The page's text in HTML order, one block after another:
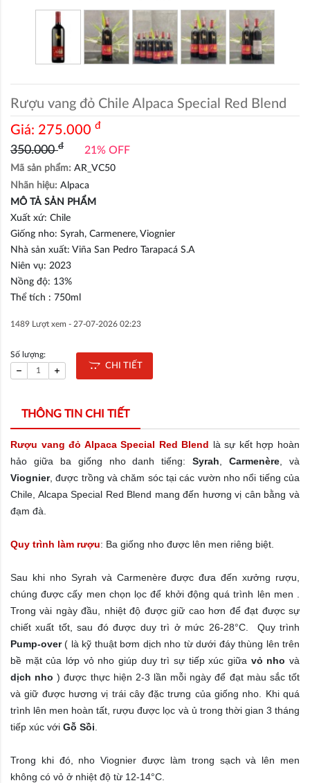
Rượu vang đỏ Chile Alpaca Special Red Blend
Giá: 275.000 đ
350.000đ 21% OFF
Mã sản phẩm: AR_VC50
Nhãn hiệu: Alpaca
MÔ TẢ SẢN PHẨM
Xuất xứ: Chile
Giống nho: Syrah, Carmenere, Viognier
Nhà sản xuất: Viña San Pedro Tarapacá S.A
Niên vụ: 2023
Nồng độ: 13%
Thể tích : 750ml
1489 Lượt xem - 27-07-2026 02:23
Số lượng:
CHI TIẾT
THÔNG TIN CHI TIẾT
Rượu vang đỏ Alpaca Special Red Blend là sự kết hợp hoàn
hảo giữa ba giống nho danh tiếng:Syrah ,Carmenère , và
Viognier, được trồng và chăm sóc tại các vườn nho nổi tiếng của
Chile, Alcapa Special Red Blend mang đến hương vị cân bằng và
đạm đà.
Quy trình làm rượu: Ba giống nho được lên men riêng biệt.
Sau khi nho Syrah và Carmenère được đưa đến xưởng rượu,
chúng được cấy men chọn lọc để khởi động quá trình lên men .
Trong vài ngày đầu, nhiệt độ được giữ cao hơn để đạt được sự
chiết xuất tốt, sau đó được duy trì ở mức 26-28°C. Quy trình
Pump-over( là kỹ thuật bơm dịch nho từ dưới đáy thùng lên trên
bề mặt của lớp vỏ nho giúp duy trì sự tiếp xúc giữa vỏ nho và
dịch nho ) được thực hiện 2-3 lần mỗi ngày để đạt màu sắc tốt
và giữ được hương vị trái cây đặc trưng của giống nho. Khi quá
trình lên men hoàn tất, rượu được lọc và ủ trong thời gian 3 tháng
tiếp xúc với Gỗ Sồi
Trong khi đó, nho Viognier được làm trong sạch và lên men
không có vỏ ở nhiệt độ từ 12-14°C.